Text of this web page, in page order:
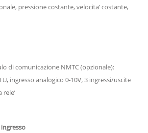
pressione costante, velocita’ costante,
di comunicazione NMTC (opzionale):
ingresso analogico 0-10V, 3 ingressi/uscite